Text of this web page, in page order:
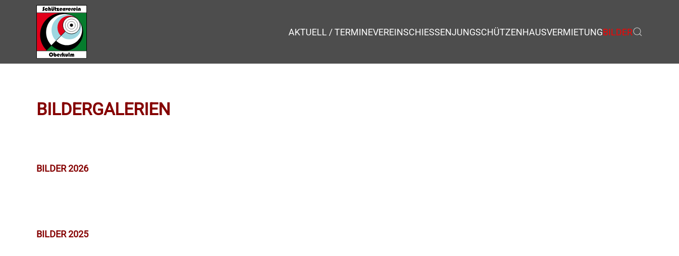
Zum Hauptinhalt springen AKTUELL / TERMINEVEREINSCHIESSENJUNGSCHÜTZENHAUSVERMIETUNGBILDER
BILDERGALERIEN
BILDER 2026
BILDER 2025